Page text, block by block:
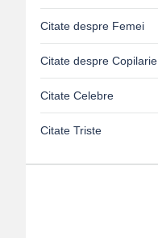
Citate despre Femei
Citate despre Copilarie
Citate Celebre
Citate Triste